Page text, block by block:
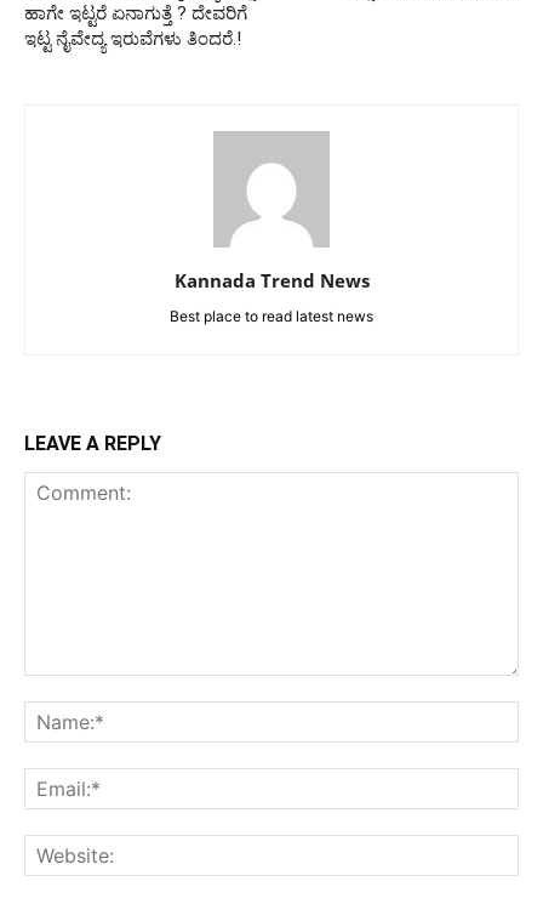
ಹಾಗೇ ಇಟ್ಟರೆ ಏನಾಗುತ್ತೆ ? ದೇವರಿಗೆ
ಇಟ್ಟ ನೈವೇದ್ಯ ಇರುವೆಗಳು ತಿಂದರೆ.!
Kannada Trend News
Best place to read latest news
LEAVE A REPLY